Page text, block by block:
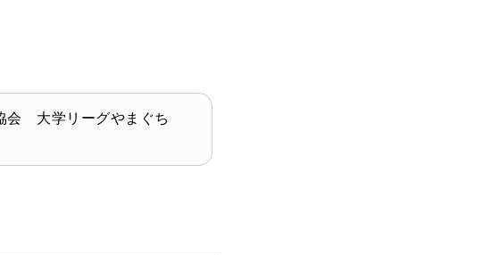
会 大学リーグやまぐち